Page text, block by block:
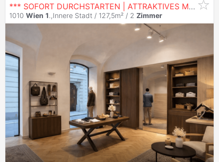
*** SOFORT DURCHSTARTEN | ATTRAKTIVES MODEGESCHÄFT IN BESTLAGE 1010
1010 Wien 1.,Innere Stadt / 127,5m² / 2 Zimmer